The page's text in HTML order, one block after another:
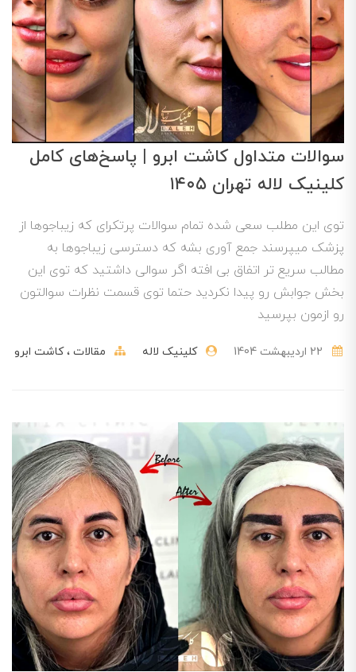
سوالات متداول کاشت ابرو | پاسخ‌های کامل
کلینیک لاله تهران ۱۴۰۵
توی این مطلب سعی شده تمام سوالات پرتکرای که زیباجوها از
پزشک میپرسند جمع آوری بشه که دسترسی زیباجوها به
مطالب سریع تر اتفاق بی افته اگر سوالی داشتید که توی این
بخش جوابش رو پیدا نکردید حتما توی قسمت نظرات سوالتون
رو ازمون بپرسید
کلینیک لاله مقالات کاشت ابرو